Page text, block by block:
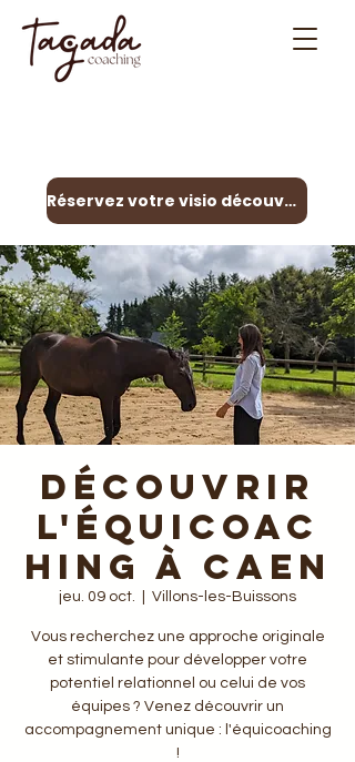
Réservez votre visio découverte
Découvrir
l'équicoac
hing à Caen
jeu. 09 oct. Villons-les-Buissons
Vous recherchez une approche originale
et stimulante pour développer votre
potentiel relationnel ou celui de vos
équipes ? Venez découvrir un
accompagnement unique : l'équicoaching
!